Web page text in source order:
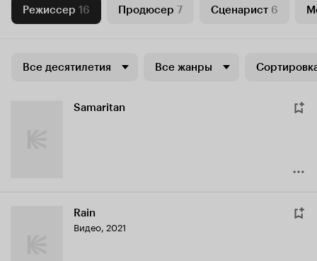
Режиссер 16 Продюсер 7 Сценарист 6
Все десятилетия Все жанры
Samaritan
Rain
Видео, 2021